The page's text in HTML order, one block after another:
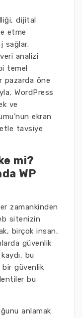
dijital
etme
sağlar.
analizi
temel
pazarda öne
WordPress
ve
ekran
tavsiye
mi?
WP
zamankinden
sitenizin
birçok insan,
güvenlik
bu
bir güvenlik
bu
anlamak